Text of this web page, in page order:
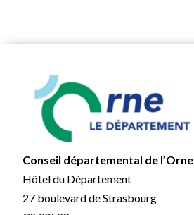
Conseil départemental de l’Orne
Hôtel du Département
27 boulevard de Strasbourg